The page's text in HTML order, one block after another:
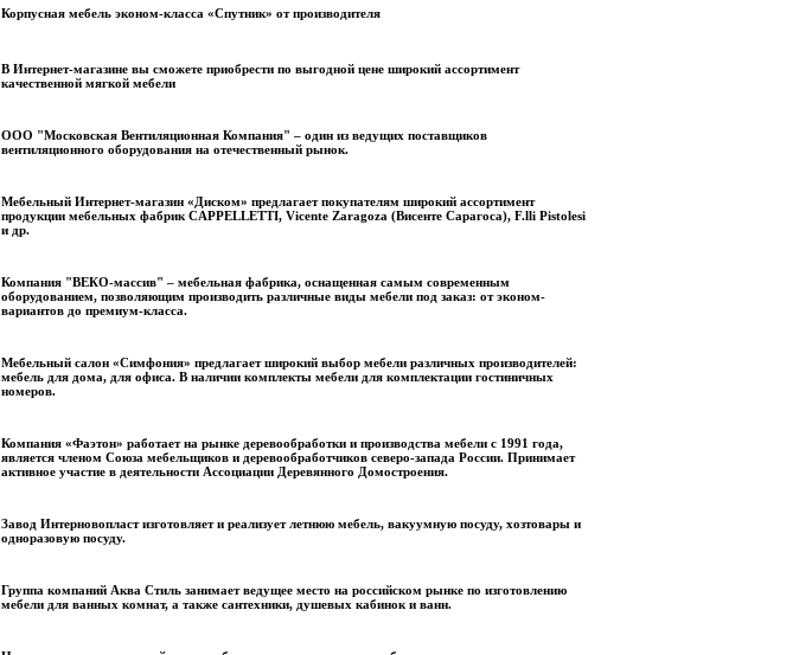
Корпусная мебель эконом-класса «Спутник» от производителя
В Интернет-магазине вы сможете приобрести по выгодной цене широкий ассортимент
качественной мягкой мебели
ООО "Московская Вентиляционная Компания" – один из ведущих поставщиков
вентиляционного оборудования на отечественный рынок.
Мебельный Интернет-магазин «Диском» предлагает покупателям широкий ассортимент
продукции мебельных фабрик CAPPELLETTI, Vicente Zaragoza (Висенте Сарагоса), F.lli Pistolesi
и др.
Компания "ВЕКО-массив" – мебельная фабрика, оснащенная самым современным
оборудованием, позволяющим производить различные виды мебели под заказ: от эконом-
вариантов до премиум-класса.
Мебельный салон «Симфония» предлагает широкий выбор мебели различных производителей:
мебель для дома, для офиса. В наличии комплекты мебели для комплектации гостиничных
номеров.
Компания «Фаэтон» работает на рынке деревообработки и производства мебели с 1991 года,
является членом Союза мебельщиков и деревообработчиков северо-запада России. Принимает
активное участие в деятельности Ассоциации Деревянного Домостроения.
Завод Интерновопласт изготовляет и реализует летнюю мебель, вакуумную посуду, хозтовары и
одноразовую посуду.
Группа компаний Аква Стиль занимает ведущее место на российском рынке по изготовлению
мебели для ванных комнат, а также сантехники, душевых кабинок и ванн.